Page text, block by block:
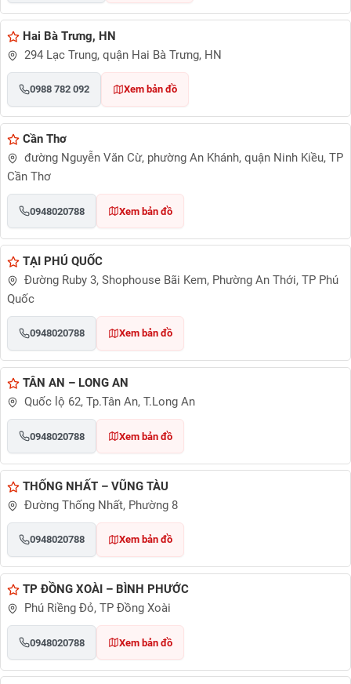
Hai Bà Trưng, HN
294 Lạc Trung, quận Hai Bà Trưng, HN
0988 782 092 Xem bản đồ
Cần Thơ
đường Nguyễn Văn Cừ, phường An Khánh, quận Ninh Kiều, TP
Cần Thơ
0948020788 Xem bản đồ
TẠI PHÚ QUỐC
Đường Ruby 3, Shophouse Bãi Kem, Phường An Thới, TP Phú
Quốc
0948020788 Xem bản đồ
TÂN AN – LONG AN
Quốc lộ 62, Tp.Tân An, T.Long An
0948020788 Xem bản đồ
THỐNG NHẤT – VŨNG TÀU
Đường Thống Nhất, Phường 8
0948020788 Xem bản đồ
TP ĐỒNG XOÀI – BÌNH PHƯỚC
Phú Riềng Đỏ, TP Đồng Xoài
0948020788 Xem bản đồ